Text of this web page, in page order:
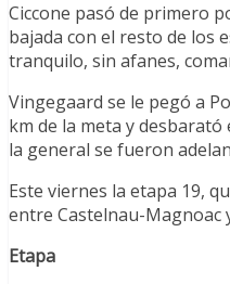
Ciccone pasó de primero
bajada con el resto de los
tranquilo, sin afanes,
Vingegaard se le pegó a
km de la meta y
la general se fueron
Este viernes la etapa 19,
entre Castelnau-Magnoac
Etapa